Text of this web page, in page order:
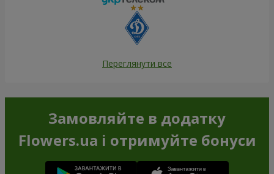
Переглянути все
Замовляйте в додатку
Flowers.ua і отримуйте бонуси